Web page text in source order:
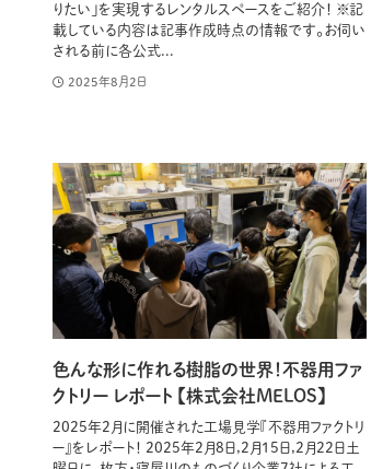
りたい」を実現するレンタルスペースをご紹介！ ※記
載している内容は記事作成時点の情報です。お伺い
される前に各公式...
2025年8月2日
色んな形に作れる樹脂の世界！不器用ファ
クトリー レポート 【株式会社MELOS】
2025年2月に開催された工場見学『不器用ファクトリ
ー』をレポート！ 2025年2月8日,2月15日,2月22日土